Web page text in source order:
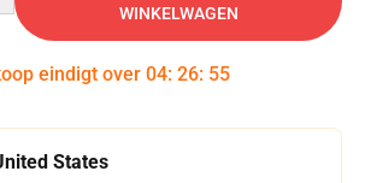
WINKELWAGEN
eindigt over 04: 26: 54
States